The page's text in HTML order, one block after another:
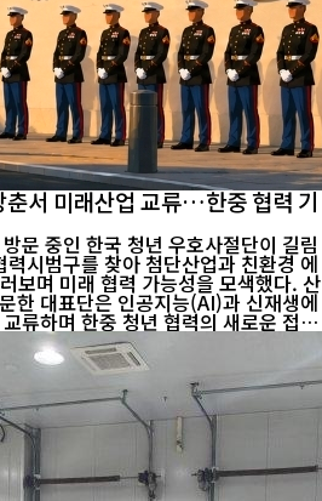
춘서 미래산업 교류…한중 협력 기
문 중인 한국 청년 우호사절단이 길림
시범구를 찾아 첨단산업과 친환경 에
보며 미래 협력 가능성을 모색했다. 산
한 대표단은 인공지능(AI)과 신재생에
류하며 한중 청년 협력의 새로운 접점
력시범구를 방문해 주요 산업시설과 교
은 산업과 교육, 문화 교류를 연계해
래 협력 기반을 확대하기 위해 마련됐
플랫폼으로, 첨단 제조업과 바이오,
중 육성하고 있다. 대표단은 중